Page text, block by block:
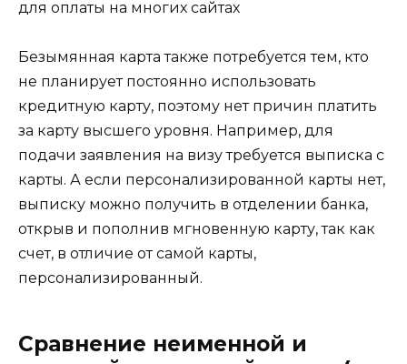
для оплаты на многих сайтах
Безымянная карта также потребуется тем, кто
не планирует постоянно использовать
кредитную карту, поэтому нет причин платить
за карту высшего уровня. Например, для
подачи заявления на визу требуется выписка с
карты. А если персонализированной карты нет,
выписку можно получить в отделении банка,
открыв и пополнив мгновенную карту, так как
счет, в отличие от самой карты,
персонализированный.
Сравнение неименной и